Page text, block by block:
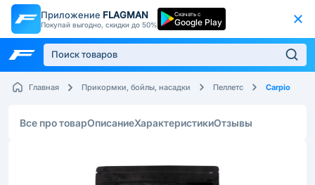
Приложение FLAGMAN
Покупай выгодно, скидки до 50%
Скачать с
Google Play
Главная Прикормки, бойлы, насадки Пеллетс Carpio
Все про товарОписаниеХарактеристикиОтзывы